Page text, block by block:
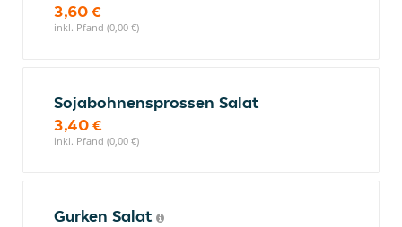
3,60 €
inkl. Pfand (0,00 €)
Sojabohnensprossen Salat
3,40 €
inkl. Pfand (0,00 €)
Gurken Salat